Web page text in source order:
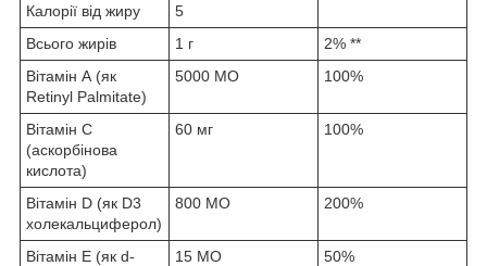
Калорії від жиру
5
Всього жирів
1 г
2% **
Вітамін А (як
Retinyl Palmitate)
5000 МО 100%
Вітамін C
(аскорбінова
кислота)
60 мг 100%
Вітамін D (як D3
холекальциферол)
800 МО 200%
Вітамін Е (як d-
15 МО 50%